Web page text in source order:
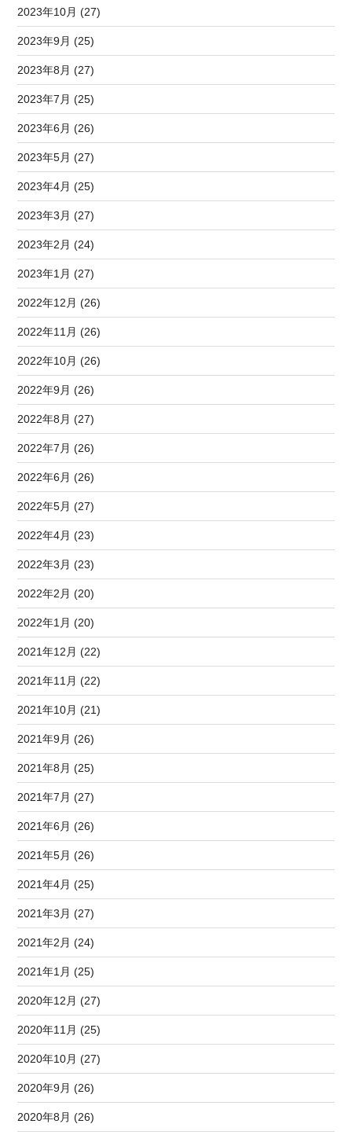
2023年10月 (27)
2023年9月 (25)
2023年8月 (27)
2023年7月 (25)
2023年6月 (26)
2023年5月 (27)
2023年4月 (25)
2023年3月 (27)
2023年2月 (24)
2023年1月 (27)
2022年12月 (26)
2022年11月 (26)
2022年10月 (26)
2022年9月 (26)
2022年8月 (27)
2022年7月 (26)
2022年6月 (26)
2022年5月 (27)
2022年4月 (23)
2022年3月 (23)
2022年2月 (20)
2022年1月 (20)
2021年12月 (22)
2021年11月 (22)
2021年10月 (21)
2021年9月 (26)
2021年8月 (25)
2021年7月 (27)
2021年6月 (26)
2021年5月 (26)
2021年4月 (25)
2021年3月 (27)
2021年2月 (24)
2021年1月 (25)
2020年12月 (27)
2020年11月 (25)
2020年10月 (27)
2020年9月 (26)
2020年8月 (26)